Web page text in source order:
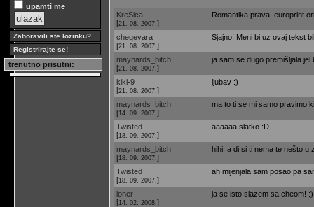
upamti me
Zaboravili ste lozinku?
Registrirajte se!
trenutno prisutni:
KreSica
[21. 08. 2007. ]
Romantika prava, europrint
chegevara
[21. 08. 2007. ]
Sjajno! Meni bi uz ovaj tekst
maynards_bitch
[21. 08. 2007. ]
ja sam se dugo premišljala
kiki-9
[21. 08. 2007. ]
ljubav :)
maynards_bitch
[14. 09. 2007. ]
ma to ti se mi samo pravimo
Twisted
[18. 09. 2007. ]
aaaaaa slatko :D
maynards_bitch
[18. 09. 2007. ]
hihi. a di si ti nema te nešto u
Twisted
[18. 09. 2007. ]
ah mijenjala sam posao pa
loner
[14. 02. 2008. ]
ja se isto slazem sa cheom! :)